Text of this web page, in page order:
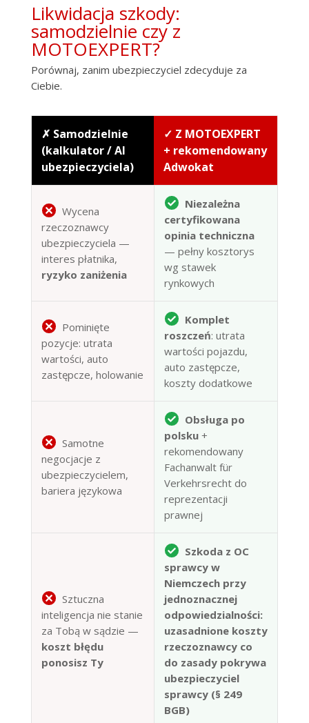
Likwidacja szkody:
samodzielnie czy z
MOTOEXPERT?
Porównaj, zanim ubezpieczyciel zdecyduje za
Ciebie.
✗ Samodzielnie
(kalkulator / AI
ubezpieczyciela)
✓ Z MOTOEXPERT
+ rekomendowany
Adwokat
Wycena
rzeczoznawcy
ubezpieczyciela —
interes płatnika,
ryzyko zaniżenia
Niezależna
certyfikowana
opinia techniczna
— pełny kosztorys
wg stawek
rynkowych
Pominięte
pozycje: utrata
wartości, auto
zastępcze, holowanie
Komplet
roszczeń: utrata
wartości pojazdu,
auto zastępcze,
koszty dodatkowe
Samotne
negocjacje z
ubezpieczycielem,
bariera językowa
Obsługa po
polsku+
rekomendowany
Fachanwalt für
Verkehrsrecht do
reprezentacji
prawnej
Sztuczna
inteligencja nie stanie
za Tobą w sądzie —
koszt błędu
ponosisz Ty
Szkoda z OC
sprawcy w
Niemczech przy
jednoznacznej
odpowiedzialności:
uzasadnione koszty
rzeczoznawcy co
do zasady pokrywa
ubezpieczyciel
sprawcy (§ 249
BGB)